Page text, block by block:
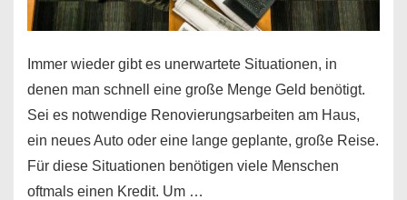
Immer wieder gibt es unerwartete Situationen, in
denen man schnell eine große Menge Geld benötigt.
Sei es notwendige Renovierungsarbeiten am Haus,
ein neues Auto oder eine lange geplante, große Reise.
Für diese Situationen benötigen viele Menschen
oftmals einen Kredit. Um …